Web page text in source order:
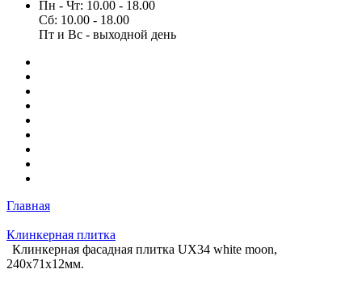
Пн - Чт: 10.00 - 18.00
Сб: 10.00 - 18.00
Пт и Вс - выходной день
Главная
Клинкерная плитка
Клинкерная фасадная плитка UX34 white moon,
240х71х12мм.